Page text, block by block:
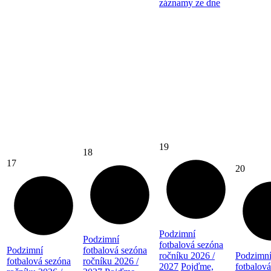
záznamy ze dne
17
Podzimní
fotbalová sezóna
18
Podzimní
fotbalová sezóna
ročníku 2026 /
19
Podzimní
fotbalová sezóna
ročníku 2026 /
2027 Pojďme,
20
Podzimní